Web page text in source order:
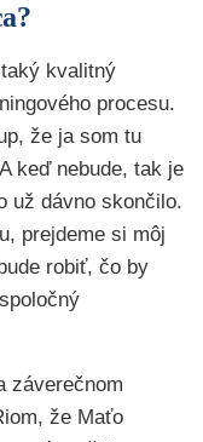
kvalitný
procesu.
že ja som tu
keď nebude, tak je
už dávno skončilo.
prejdeme si môj
robiť, čo by
záverečnom
že Maťo